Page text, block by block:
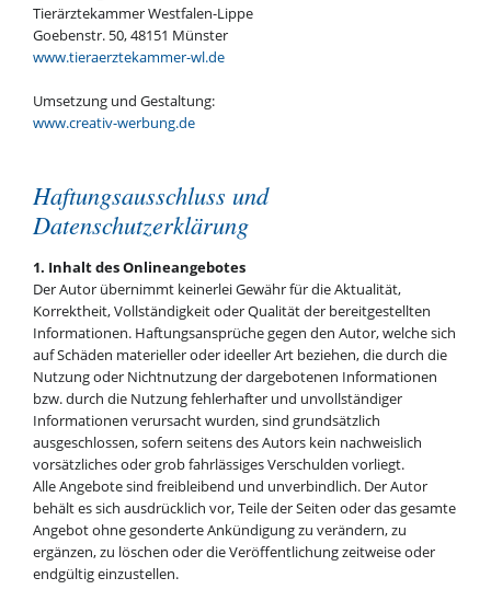
Tierärztekammer Westfalen-Lippe
Goebenstr. 50, 48151 Münster
www.tieraerztekammer-wl.de
Umsetzung und Gestaltung:
www.creativ-werbung.de
Haftungsausschluss und
Datenschutzerklärung
1. Inhalt des Onlineangebotes
Der Autor übernimmt keinerlei Gewähr für die Aktualität,
Korrektheit, Vollständigkeit oder Qualität der bereitgestellten
Informationen. Haftungsansprüche gegen den Autor, welche sich
auf Schäden materieller oder ideeller Art beziehen, die durch die
Nutzung oder Nichtnutzung der dargebotenen Informationen
bzw. durch die Nutzung fehlerhafter und unvollständiger
Informationen verursacht wurden, sind grundsätzlich
ausgeschlossen, sofern seitens des Autors kein nachweislich
vorsätzliches oder grob fahrlässiges Verschulden vorliegt.
Alle Angebote sind freibleibend und unverbindlich. Der Autor
behält es sich ausdrücklich vor, Teile der Seiten oder das gesamte
Angebot ohne gesonderte Ankündigung zu verändern, zu
ergänzen, zu löschen oder die Veröffentlichung zeitweise oder
endgültig einzustellen.